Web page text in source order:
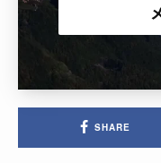
SHARE